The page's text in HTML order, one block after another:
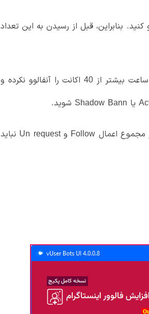
فالوو کنید. بنابراین، قبل از رسیدن به این تعداد
طبق قوانین اینستاگرام، در هر ساعت فقط می‌توانید 60 اکانت را آنفالو کنید. اما توصیه می‌کنیم در ساعت بیشتر از 40 اکانت را آنفالوو نکرده و
برای اینستاگرام Unrequest و Follow Request از نظر سهمیه هر ساعت یکسان است. بنابراین، مقدار مجموع اعمال Follow و Un request نباید